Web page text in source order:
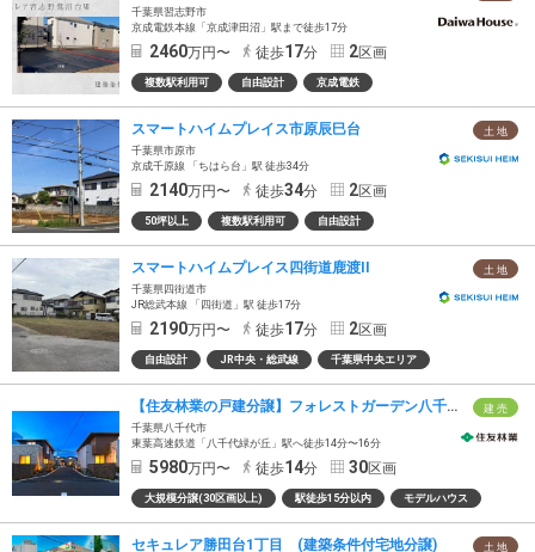
千葉県習志野市
京成電鉄本線「京成津田沼」駅まで徒歩17分
2460万円〜 徒歩17分 2区画
複数駅利用可 自由設計 京成電鉄
土 地
スマートハイムプレイス市原辰巳台
千葉県市原市
京成千原線 「ちはら台」駅 徒歩34分
2140万円〜 徒歩34分 2区画
50坪以上 複数駅利用可 自由設計
土 地
スマートハイムプレイス四街道鹿渡II
千葉県四街道市
JR総武本線 「四街道」駅 徒歩17分
2190万円〜 徒歩17分 2区画
自由設計 JR中央・総武線 千葉県中央エリア
建 売
【住友林業の戸建分譲】フォレストガーデン八千代緑が丘II
千葉県八千代市
東葉高速鉄道「八千代緑が丘」駅へ徒歩14分〜16分
5980万円〜 徒歩14分 30区画
大規模分譲(30区画以上) 駅徒歩15分以内 モデルハウス
土 地
セキュレア勝田台1丁目 (建築条件付宅地分譲)